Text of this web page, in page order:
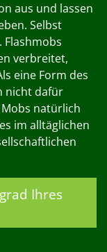
aus und lassen
Selbst
Flashmobs
verbreitet,
eine Form des
nicht dafür
natürlich
im alltäglichen
Ihres